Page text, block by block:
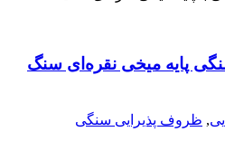
پایه میخی نقره‌ای سنگ
, ظروف پذیرایی سنگی